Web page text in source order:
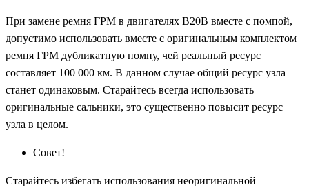
При замене ремня ГРМ в двигателях B20B вместе с помпой,
допустимо использовать вместе с оригинальным комплектом
ремня ГРМ дубликатную помпу, чей реальный ресурс
составляет 100 000 км. В данном случае общий ресурс узла
станет одинаковым. Старайтесь всегда использовать
оригинальные сальники, это существенно повысит ресурс
узла в целом.
Совет!
Старайтесь избегать использования неоригинальной